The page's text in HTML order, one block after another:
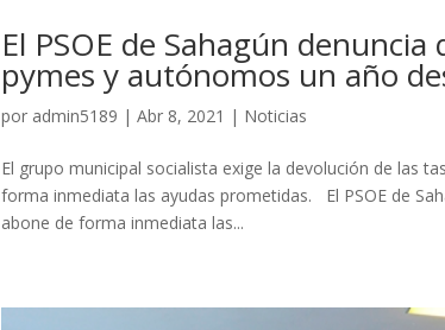
El PSOE de Sahagún
pymes y autónomos un año
por admin5189 | Abr 8, 2021 | Noticias
El grupo municipal socialista exige la devolución de las
forma inmediata las ayudas prometidas. El PSOE de
abone de forma inmediata las...